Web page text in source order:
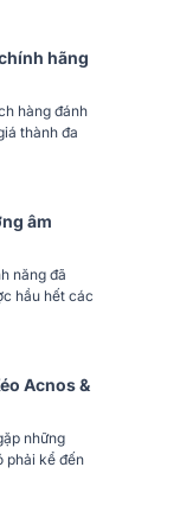
hãng
hàng đánh
thành đa
âm
năng đã
hầu hết các
Acnos &
những
phải kể đến